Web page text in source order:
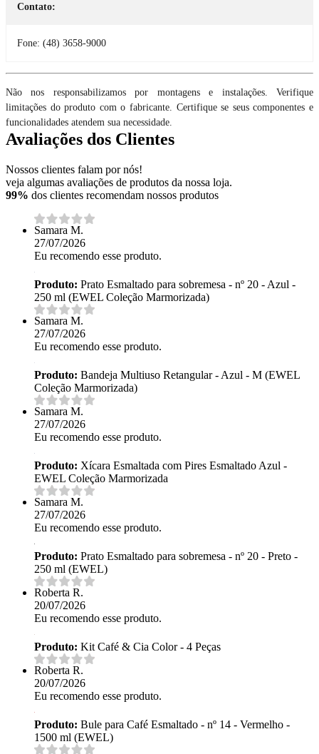
Contato:
Fone: (48) 3658-9000
Não nos responsabilizamos por montagens e instalações. Verifique
limitações do produto com o fabricante. Certifique se seus componentes e
funcionalidades atendem sua necessidade.
Avaliações dos Clientes
Nossos clientes falam por nós!
veja algumas avaliações de produtos da nossa loja.
99% dos clientes recomendam nossos produtos
Samara M.
27/07/2026
Eu recomendo esse produto.
Produto: Prato Esmaltado para sobremesa - nº 20 - Azul -
250 ml (EWEL Coleção Marmorizada)
Samara M.
27/07/2026
Eu recomendo esse produto.
Produto: Bandeja Multiuso Retangular - Azul - M (EWEL
Coleção Marmorizada)
Samara M.
27/07/2026
Eu recomendo esse produto.
Produto: Xícara Esmaltada com Pires Esmaltado Azul -
EWEL Coleção Marmorizada
Samara M.
27/07/2026
Eu recomendo esse produto.
Produto: Prato Esmaltado para sobremesa - nº 20 - Preto -
250 ml (EWEL)
Roberta R.
20/07/2026
Eu recomendo esse produto.
Produto: Kit Café & Cia Color - 4 Peças
Roberta R.
20/07/2026
Eu recomendo esse produto.
Produto: Bule para Café Esmaltado - nº 14 - Vermelho -
1500 ml (EWEL)